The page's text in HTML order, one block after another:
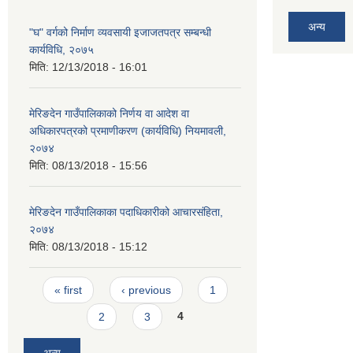
"घ" वर्गको निर्माण व्यवसायी इजाजतपत्र सम्बन्धी
कार्यविधि, २०७५
मिति: 12/13/2018 - 16:01
मेरिङदेन गाउँपालिकाको निर्णय वा आदेश वा
अधिकारपत्रको प्रमाणीकरण (कार्यविधि) नियमावली,
२०७४
मिति: 08/13/2018 - 15:56
मेरिङदेन गाउँपालिकाका पदाधिकारीको आचारसंहिता,
२०७४
मिति: 08/13/2018 - 15:12
Pages
« first ‹ previous 1
2 3 4
अन्य